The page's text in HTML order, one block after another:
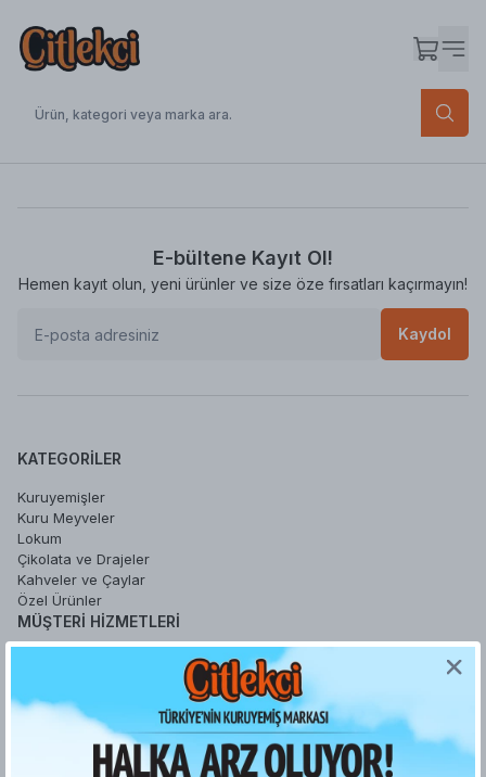
E-bültene Kayıt Ol!
Hemen kayıt olun, yeni ürünler ve size öze fırsatları kaçırmayın!
Kaydol
KATEGORILER
Kuruyemişler
Kuru Meyveler
Lokum
Çikolata ve Drajeler
Kahveler ve Çaylar
Özel Ürünler
MÜŞTERI HIZMETLERI
Şifremi Unuttum
Favori Ürünlerim